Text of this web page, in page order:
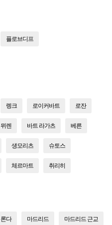
플로브디프
렝크 로이커바트 로잔
뮈렌 바트 라가츠 베른
생모리츠 슈토스
체르마트 취리히
론다 마드리드 마드리드 근교